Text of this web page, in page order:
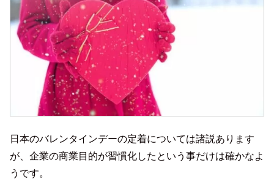
日本のバレンタインデーの定着については諸説あります
が、企業の商業目的が習慣化したという事だけは確かなよ
うです。